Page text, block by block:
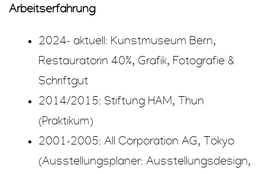
Arbeitserfahrung
2024- aktuell: Kunstmuseum Bern,
Restauratorin 40%, Grafik, Fotografie &
Schriftgut
2014/2015: Stiftung HAM, Thun
(Praktikum)
2001-2005: All Corporation AG, Tokyo
(Ausstellungsplaner: Ausstellungsdesign,